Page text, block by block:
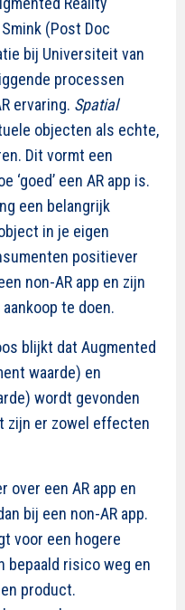
(Post Doc
bij Universiteit van
processen
ervaring. Spatial
objecten als echte,
Dit vormt een
‘goed’ een AR app is.
een belangrijk
in je eigen
positiever
non-AR app en zijn
te doen.
blijkt dat Augmented
waarde) en
wordt gevonden
zijn er zowel effecten
over een AR app en
bij een non-AR app.
voor een hogere
bepaald risico weg en
product.